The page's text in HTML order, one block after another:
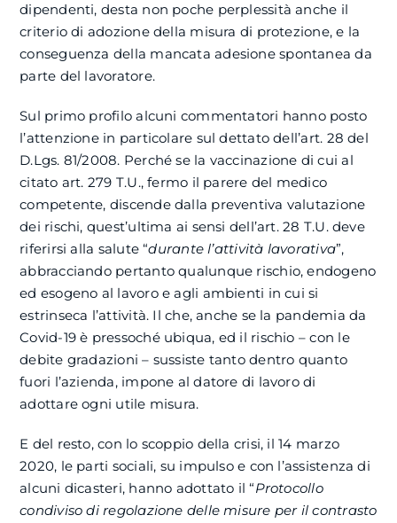
dipendenti, desta non poche perplessità anche il
criterio di adozione della misura di protezione, e la
conseguenza della mancata adesione spontanea da
parte del lavoratore.
Sul primo profilo alcuni commentatori hanno posto
l’attenzione in particolare sul dettato dell’art. 28 del
D.Lgs. 81/2008. Perché se la vaccinazione di cui al
citato art. 279 T.U., fermo il parere del medico
competente, discende dalla preventiva valutazione
dei rischi, quest’ultima ai sensi dell’art. 28 T.U. deve
riferirsi alla salute “durante l’attività lavorativa”,
abbracciando pertanto qualunque rischio, endogeno
ed esogeno al lavoro e agli ambienti in cui si
estrinseca l’attività. Il che, anche se la pandemia da
Covid-19 è pressoché ubiqua, ed il rischio – con le
debite gradazioni – sussiste tanto dentro quanto
fuori l’azienda, impone al datore di lavoro di
adottare ogni utile misura.
E del resto, con lo scoppio della crisi, il 14 marzo
2020, le parti sociali, su impulso e con l’assistenza di
alcuni dicasteri, hanno adottato il “Protocollo
condiviso di regolazione delle misure per il contrasto